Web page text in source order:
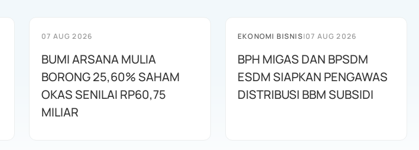
07 AUG 2026
BUMI ARSANA MULIA
BORONG 25,60% SAHAM
OKAS SENILAI RP60,75
MILIAR
EKONOMI BISNIS|07 AUG 2026
BPH MIGAS DAN BPSDM
ESDM SIAPKAN PENGAWAS
DISTRIBUSI BBM SUBSIDI